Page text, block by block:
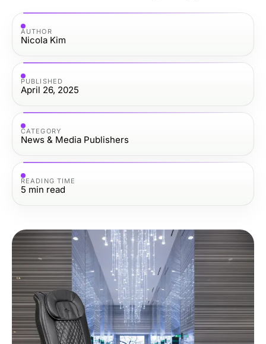
AUTHOR
Nicola Kim
PUBLISHED
April 26, 2025
CATEGORY
News & Media Publishers
READING TIME
5 min read